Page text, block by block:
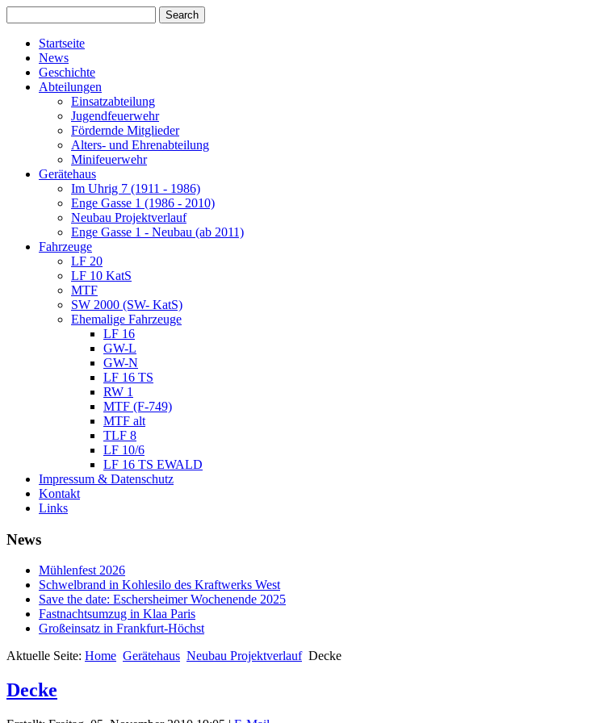
Startseite
News
Geschichte
Abteilungen
Einsatzabteilung
Jugendfeuerwehr
Fördernde Mitglieder
Alters- und Ehrenabteilung
Minifeuerwehr
Gerätehaus
Im Uhrig 7 (1911 - 1986)
Enge Gasse 1 (1986 - 2010)
Neubau Projektverlauf
Enge Gasse 1 - Neubau (ab 2011)
Fahrzeuge
LF 20
LF 10 KatS
MTF
SW 2000 (SW- KatS)
Ehemalige Fahrzeuge
LF 16
GW-L
GW-N
LF 16 TS
RW 1
MTF (F-749)
MTF alt
TLF 8
LF 10/6
LF 16 TS EWALD
Impressum & Datenschutz
Kontakt
Links
News
Mühlenfest 2026
Schwelbrand in Kohlesilo des Kraftwerks West
Save the date: Eschersheimer Wochenende 2025
Fastnachtsumzug in Klaa Paris
Großeinsatz in Frankfurt-Höchst
Aktuelle Seite: Home Gerätehaus Neubau Projektverlauf Decke
Decke